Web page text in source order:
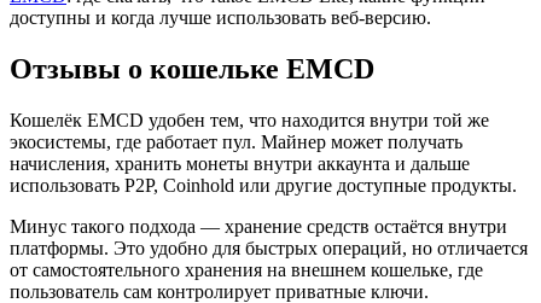
доступны и когда лучше использовать веб-версию.
Отзывы о кошельке EMCD
Кошелёк EMCD удобен тем, что находится внутри той же
экосистемы, где работает пул. Майнер может получать
начисления, хранить монеты внутри аккаунта и дальше
использовать P2P, Coinhold или другие доступные продукты.
Минус такого подхода — хранение средств остаётся внутри
платформы. Это удобно для быстрых операций, но отличается
от самостоятельного хранения на внешнем кошельке, где
пользователь сам контролирует приватные ключи.